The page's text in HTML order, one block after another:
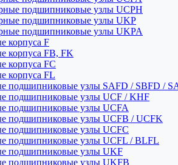
подшипниковые узлы UCPH
подшипниковые узлы UKP
подшипниковые узлы UKPA
корпуса F
корпуса FB, FK
корпуса FC
корпуса FL
подшипниковые узлы SAFD / SBFD /
подшипниковые узлы UCF / KHF
подшипниковые узлы UCFA
подшипниковые узлы UCFB / UCFK
подшипниковые узлы UCFC
подшипниковые узлы UCFL / BLFL
подшипниковые узлы UKF
подшипниковые узлы UKFB